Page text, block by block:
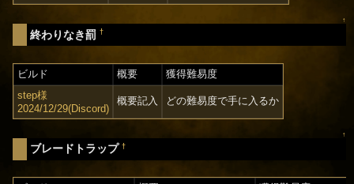
↑
終わりなき罰†
ビルド 概要
獲得難易度
step様
2024/12/29(Discord)
概要記入 どの難易度で手に入るか
↑
ブレードトラップ†